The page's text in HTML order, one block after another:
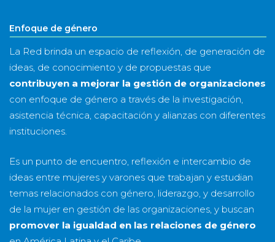
Enfoque de género
La Red brinda un espacio de reflexión, de generación de
ideas, de conocimiento y de propuestas que
contribuyen a mejorar la gestión de organizaciones
con enfoque de género a través de la investigación,
asistencia técnica, capacitación y alianzas con diferentes
instituciones.
Es un punto de encuentro, reflexión e intercambio de
ideas entre mujeres y varones que trabajan y estudian
temas relacionados con género, liderazgo, y desarrollo
de la mujer en gestión de las organizaciones, y buscan
promover la igualdad en las relaciones de género